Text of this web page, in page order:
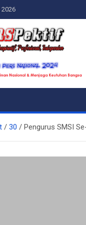
Independen
30 Pengurus SMSI